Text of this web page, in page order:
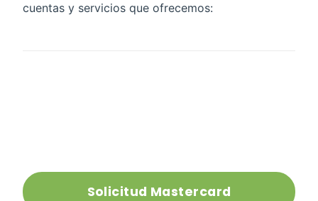
cuentas y servicios que ofrecemos:
Solicitud Mastercard